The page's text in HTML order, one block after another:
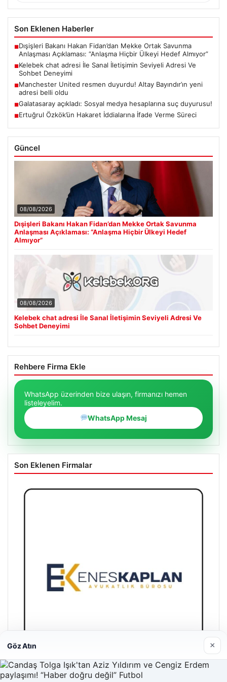
Son Eklenen Haberler
■Dışişleri Bakanı Hakan Fidan’dan Mekke Ortak Savunma
Anlaşması Açıklaması: “Anlaşma Hiçbir Ülkeyi Hedef Almıyor”
■Kelebek chat adresi İle Sanal İletişimin Seviyeli Adresi Ve
Sohbet Deneyimi
■Manchester United resmen duyurdu! Altay Bayındır’ın yeni
adresi belli oldu
■Galatasaray açıkladı: Sosyal medya hesaplarına suç duyurusu!
■Ertuğrul Özkök’ün Hakaret İddialarına İfade Verme Süreci
Güncel
08/08/2026
Dışişleri Bakanı Hakan Fidan’dan Mekke Ortak Savunma
Anlaşması Açıklaması: “Anlaşma Hiçbir Ülkeyi Hedef
Almıyor”
08/08/2026
Kelebek chat adresi İle Sanal İletişimin Seviyeli Adresi Ve
Sohbet Deneyimi
Rehbere Firma Ekle
WhatsApp üzerinden bize ulaşın, firmanızı hemen
listeleyelim.
WhatsApp Mesaj
Son Eklenen Firmalar
Göz Atın ×